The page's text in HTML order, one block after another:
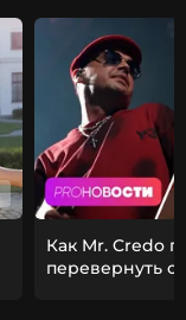
Как Mr. Credo
перевернуть